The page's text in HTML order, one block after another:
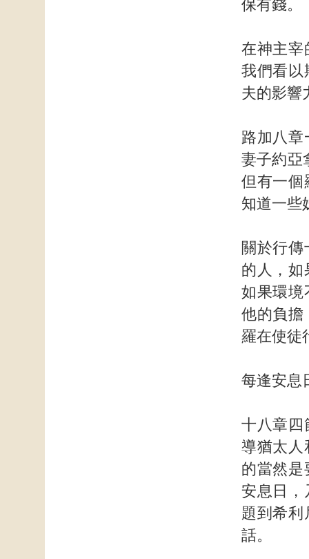
保有錢。
在神主宰
我們看以
夫的影響
路加八章
妻子約亞
但有一個
知道一些
關於行
的人，如
如果環境
他的負擔
羅在使徒
每逢安息
十八章四
導猶太人
的當然是
安息日，
題到希利
話。